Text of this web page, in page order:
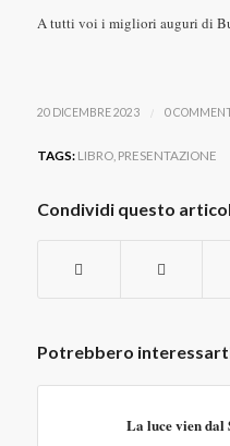
A tutti voi i migliori auguri di
20 DICEMBRE 2023 / 0
TAGS: LIBRO, PRESENTAZIONE
Condividi questo
Potrebbero
La luce vien dal